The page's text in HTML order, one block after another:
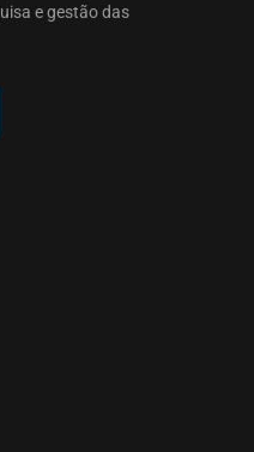
e gestão das